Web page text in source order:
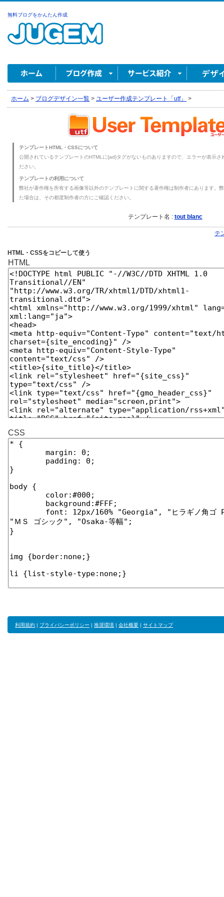
無料ブログをかんたん作成
ホーム > ブログデザイン一覧 > ユーザー作成テンプレート「utf」 >
テンプレートHTML・CSSについて
公開されているテンプレートのHTMLに{ad}タグがないものありますので、エラーが表示
ださい。
テンプレートの利用について
弊社が著作権を所有する画像等以外のテンプレートに関する著作権は制作者にあります。
た場合は、その都度制作者の方にご確認ください。
テンプレート名 : tout blanc
テ
HTML・CSSをコピーして使う
HTML
CSS
利用規約 | プライバシーポリシー | 推奨環境 | 会社概要 | サイトマップ